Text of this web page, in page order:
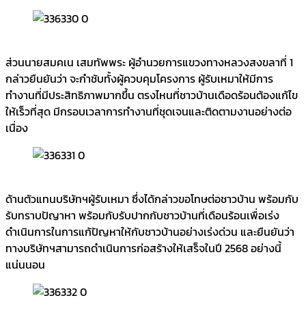
ส่วนนายสมคเน เสมทัพพระ ผู้อำนวยการแขวงทางหลวงสงขลาที่ 1
กล่าวยืนยันว่า จะกำชับทั้งผู้ควบคุมโครงการ ผู้รับเหมาให้มีการ
ทำงานที่มีประสิทธิภาพมากขึ้น ตรงไหนที่ชาวบ้านเดือดร้อนต้องแก้ไข
ให้เร็วที่สุด มีกรอบเวลาการทำงานที่ชุดเจนและติดตามงานอย่างต่อ
เนื่อง
ด้านตัวแทนบริษัทฯผู้รับเหมา ซึ่งได้กล่าวขอโทษต่อชาวบ้าน พร้อมกับ
รับทราบปัญาหา พร้อมกับรับปากกับชาวบ้านที่เดือนร้อนเพื่อเร่ง
ดำเนินการในการแก้ปัญหาให้กับชาวบ้านอย่างเร่งด่วน และยืนยันว่า
ทางบริษัทฯสามารถดำเนินการก่อสร้างให้เสร็จในปี 2568 อย่างนี้
แน่นนอน